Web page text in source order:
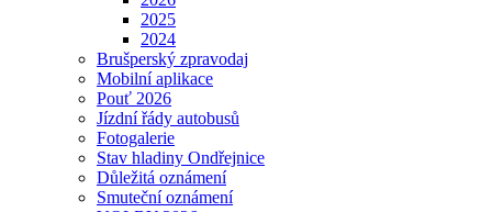
2025
2024
Brušperský zpravodaj
Mobilní aplikace
Pouť 2026
Jízdní řády autobusů
Fotogalerie
Stav hladiny Ondřejnice
Důležitá oznámení
Smuteční oznámení